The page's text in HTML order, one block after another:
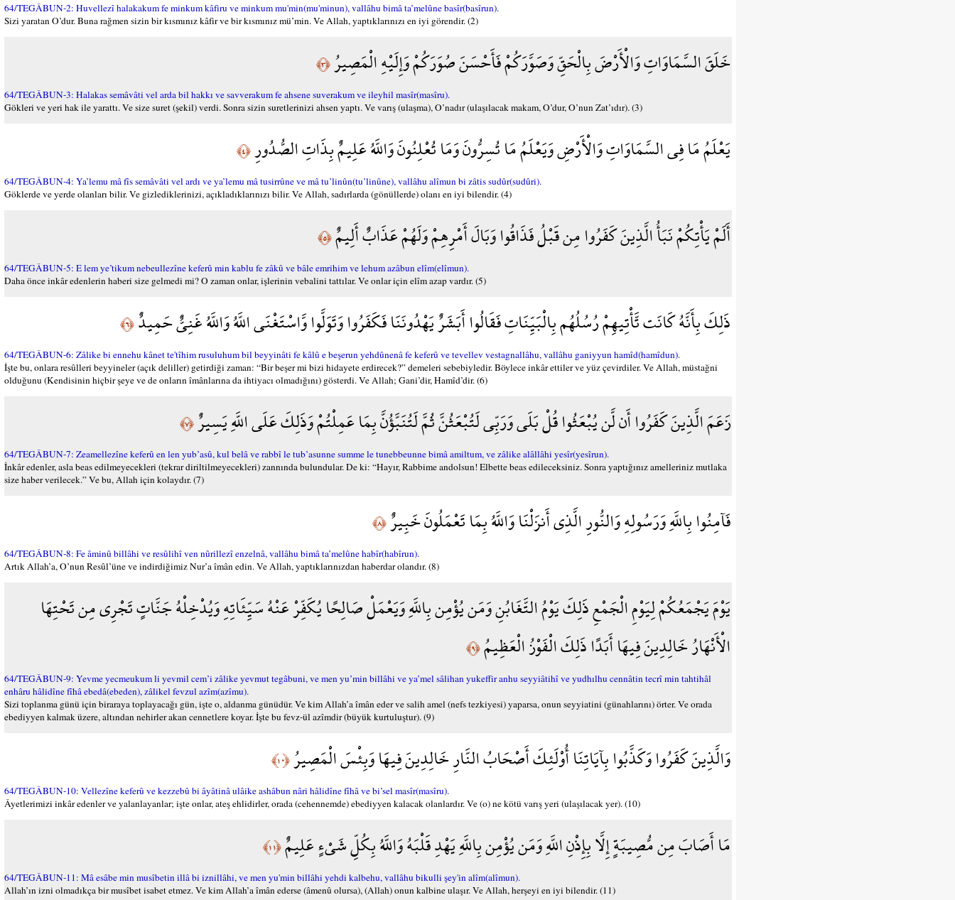
64/TEGÂBUN-2: Huvellezî halakakum fe minkum kâfiru ve minkum mu'min(mu'minun), vallâhu bimâ ta’melûne basîr(basîrun).
Sizi yaratan O’dur. Buna rağmen sizin bir kısmınız kâfir ve bir kısmınız mü’min. Ve Allah, yaptıklarınızı en iyi görendir. (2)
خَلَقَ السَّمَاوَاتِ وَالْأَرْضَ بِالْحَقِّ وَصَوَّرَكُمْ فَأَحْسَنَ صُوَرَكُمْ وَإِلَيْهِ الْمَصِيرُ﴿٣﴾
64/TEGÂBUN-3: Halakas semâvâti vel arda bil hakkı ve savverakum fe ahsene suverakum ve ileyhil masîr(masîru).
Gökleri ve yeri hak ile yarattı. Ve size suret (şekil) verdi. Sonra sizin suretlerinizi ahsen yaptı. Ve varış (ulaşma), O’nadır (ulaşılacak makam, O’dur, O’nun Zat’ıdır). (3)
يَعْلَمُ مَا فِي السَّمَاوَاتِ وَالْأَرْضِ وَيَعْلَمُ مَا تُسِرُّونَ وَمَا تُعْلِنُونَ وَاللَّهُ عَلِيمٌ بِذَاتِ الصُّدُورِ﴿٤﴾
64/TEGÂBUN-4: Ya’lemu mâ fîs semâvâti vel ardı ve ya’lemu mâ tusirrûne ve mâ tu’linûn(tu’linûne), vallâhu alîmun bi zâtis sudûr(sudûri).
Göklerde ve yerde olanları bilir. Ve gizlediklerinizi, açıkladıklarınızı bilir. Ve Allah, sadırlarda (gönüllerde) olanı en iyi bilendir. (4)
أَلَمْ يَأْتِكُمْ نَبَأُ الَّذِينَ كَفَرُوا مِن قَبْلُ فَذَاقُوا وَبَالَ أَمْرِهِمْ وَلَهُمْ عَذَابٌ أَلِيمٌ﴿٥﴾
64/TEGÂBUN-5: E lem ye’tikum nebeullezîne keferû min kablu fe zâkû ve bâle emrihim ve lehum azâbun elîm(elîmun).
Daha önce inkâr edenlerin haberi size gelmedi mi? O zaman onlar, işlerinin vebalini tattılar. Ve onlar için elîm azap vardır. (5)
ذَلِكَ بِأَنَّهُ كَانَت تَّأْتِيهِمْ رُسُلُهُم بِالْبَيِّنَاتِ فَقَالُوا أَبَشَرٌ يَهْدُونَنَا فَكَفَرُوا وَتَوَلَّوا وَّاسْتَغْنَى اللَّهُ وَاللَّهُ غَنِيٌّ حَمِيدٌ﴿٦﴾
64/TEGÂBUN-6: Zâlike bi ennehu kânet te'tîhim rusuluhum bil beyyinâti fe kâlû e beşerun yehdûnenâ fe keferû ve tevellev vestagnallâhu, vallâhu ganiyyun hamîd(hamîdun).
İşte bu, onlara resûlleri beyyineler (açık deliller) getirdiği zaman: “Bir beşer mi bizi hidayete erdirecek?” demeleri sebebiyledir. Böylece inkâr ettiler ve yüz çevirdiler. Ve Allah, müstağni
olduğunu (Kendisinin hiçbir şeye ve de onların îmânlarına da ihtiyacı olmadığını) gösterdi. Ve Allah; Gani’dir, Hamîd’dir. (6)
زَعَمَ الَّذِينَ كَفَرُوا أَن لَّن يُبْعَثُوا قُلْ بَلَى وَرَبِّي لَتُبْعَثُنَّ ثُمَّ لَتُنَبَّؤُنَّ بِمَا عَمِلْتُمْ وَذَلِكَ عَلَى اللَّهِ يَسِيرٌ﴿٧﴾
64/TEGÂBUN-7: Zeamellezîne keferû en len yub’asû, kul belâ ve rabbî le tub’asunne summe le tunebbeunne bimâ amiltum, ve zâlike alâllâhi yesîr(yesîrun).
İnkâr edenler, asla beas edilmeyecekleri (tekrar diriltilmeyecekleri) zannında bulundular. De ki: “Hayır, Rabbime andolsun! Elbette beas edileceksiniz. Sonra yaptığınız amelleriniz mutlaka
size haber verilecek.” Ve bu, Allah için kolaydır. (7)
فَآمِنُوا بِاللَّهِ وَرَسُولِهِ وَالنُّورِ الَّذِي أَنزَلْنَا وَاللَّهُ بِمَا تَعْمَلُونَ خَبِيرٌ﴿٨﴾
64/TEGÂBUN-8: Fe âminû billâhi ve resûlihî ven nûrillezî enzelnâ, vallâhu bimâ ta’melûne habîr(habîrun).
Artık Allah’a, O’nun Resûl’üne ve indirdiğimiz Nur’a îmân edin. Ve Allah, yaptıklarınızdan haberdar olandır. (8)
يَوْمَ يَجْمَعُكُمْ لِيَوْمِ الْجَمْعِ ذَلِكَ يَوْمُ التَّغَابُنِ وَمَن يُؤْمِن بِاللَّهِ وَيَعْمَلْ صَالِحًا يُكَفِّرْ عَنْهُ سَيِّئَاتِهِ وَيُدْخِلْهُ جَنَّاتٍ تَجْرِي مِن تَحْتِهَا
الْأَنْهَارُ خَالِدِينَ فِيهَا أَبَدًا ذَلِكَ الْفَوْزُ الْعَظِيمُ﴿٩﴾
64/TEGÂBUN-9: Yevme yecmeukum li yevmil cem’i zâlike yevmut tegâbuni, ve men yu’min billâhi ve ya’mel sâlihan yukeffir anhu seyyiâtihî ve yudhılhu cennâtin tecrî min tahtihâl
enhâru hâlidîne fîhâ ebedâ(ebeden), zâlikel fevzul azîm(azîmu).
Sizi toplanma günü için biraraya toplayacağı gün, işte o, aldanma günüdür. Ve kim Allah’a îmân eder ve salih amel (nefs tezkiyesi) yaparsa, onun seyyiatini (günahlarını) örter. Ve orada
ebediyyen kalmak üzere, altından nehirler akan cennetlere koyar. İşte bu fevz-ül azîmdir (büyük kurtuluştur). (9)
وَالَّذِينَ كَفَرُوا وَكَذَّبُوا بِآيَاتِنَا أُوْلَئِكَ أَصْحَابُ النَّارِ خَالِدِينَ فِيهَا وَبِئْسَ الْمَصِيرُ﴿١٠﴾
64/TEGÂBUN-10: Vellezîne keferû ve kezzebû bi âyâtinâ ulâike ashâbun nâri hâlidîne fîhâ ve bi’sel masîr(masîru).
Âyetlerimizi inkâr edenler ve yalanlayanlar; işte onlar, ateş ehlidirler, orada (cehennemde) ebediyyen kalacak olanlardır. Ve (o) ne kötü varış yeri (ulaşılacak yer). (10)
مَا أَصَابَ مِن مُّصِيبَةٍ إِلَّا بِإِذْنِ اللَّهِ وَمَن يُؤْمِن بِاللَّهِ يَهْدِ قَلْبَهُ وَاللَّهُ بِكُلِّ شَيْءٍ عَلِيمٌ﴿١١﴾
64/TEGÂBUN-11: Mâ esâbe min musîbetin illâ bi iznillâhi, ve men yu'min billâhi yehdi kalbehu, vallâhu bikulli şey'in alîm(alîmun).
Allah’ın izni olmadıkça bir musîbet isabet etmez. Ve kim Allah’a îmân ederse (âmenû olursa), (Allah) onun kalbine ulaşır. Ve Allah, herşeyi en iyi bilendir. (11)